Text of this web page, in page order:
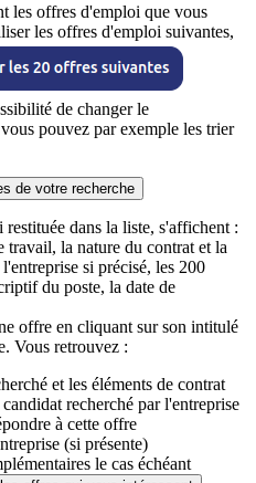
les offres d'emploi que vous
les offres d'emploi suivantes,
de changer le
pouvez par exemple les trier
de votre recherche
dans la liste, s'affichent :
la nature du contrat et la
si précisé, les 200
du poste, la date de
offre en cliquant sur son intitulé
Vous retrouvez :
et les éléments de contrat
recherché par l'entreprise
à cette offre
(si présente)
le cas échéant